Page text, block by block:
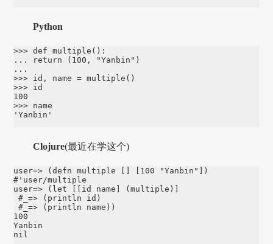
Python
>>> def multiple():
... return (100, "Yanbin")
...
>>> id, name = multiple()
>>> id
100
>>> name
'Yanbin'
Clojure(最近在学这个)
user=> (defn multiple [] [100 "Yanbin"])
#'user/multiple
user=> (let [[id name] (multiple)]
#_=> (println id)
#_=> (println name))
100
Yanbin
nil